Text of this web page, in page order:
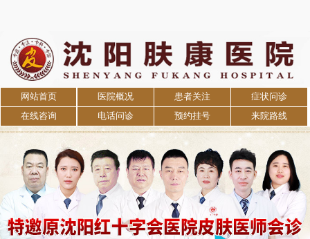
网站首页 医院概况 患者关注 症状问诊
在线咨询 电话问诊 预约挂号 来院路线